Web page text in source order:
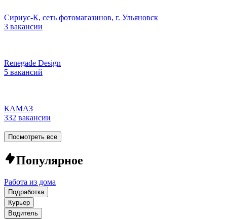
Сириус-К, сеть фотомагазинов, г. Ульяновск
3 вакансии
Renegade Design
5 вакансий
КАМАЗ
332 вакансии
Посмотреть все
Популярное
Работа из дома
Подработка
Курьер
Водитель